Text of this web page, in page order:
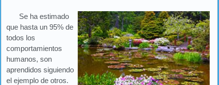
Se ha estimado
que hasta un 95% de
todos los
comportamientos
humanos, son
aprendidos siguiendo
el ejemplo de otros.